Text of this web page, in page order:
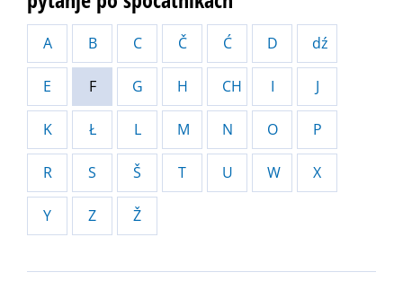
A B C Č Ć D dź
E F G H CH I J
K Ł L M N O P
R S Š T U W X
Y Z Ž